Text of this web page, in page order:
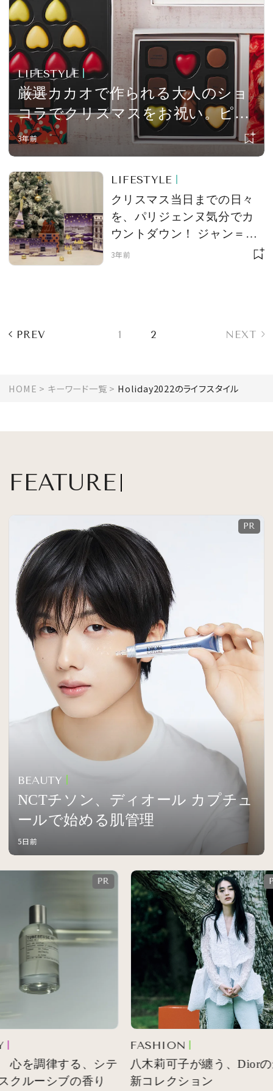
会員登録
Log in or Sign up
SPUR読者のためのメンバーシッププログラム
「The SPUR Club」。便利な機能と特典を無料で楽し
めます。
ログイン・新規会員登録
FOLLOW US
MAGAZINE
2026年9月号
LIFESTYLE
厳選カカオで作られる大人のショ
コラでクリスマスをお祝い。ピエ
ール マルコリーニ「クリスマスコ
レクション 2022」発売
3年前
LIFESTYLE
クリスマス当日までの日々
を、パリジェンヌ気分でカ
ウントダウン！ ジャン＝ポ
ール・エヴァンの「ノエル
3年前
PREV 1 2 NEXT
HOME キーワード一覧 Holiday2022のライフスタイル
FEATURE
BEAUTY
NCTチソン、ディオール カプチュ
ールで始める肌管理
5日前
を調律する、シテ
ルーシブの香り
FASHION
八木莉可子が纏う、Diorの
新コレクション